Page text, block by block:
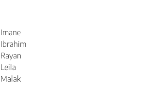
Imane
Ibrahim
Rayan
Leila
Malak